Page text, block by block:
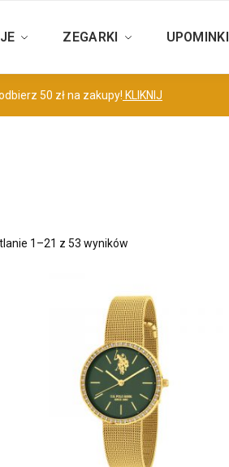
ZEGARKI UPOMINKI
50 zł na zakupy! KLIKNIJ
1–21 z 53 wyników